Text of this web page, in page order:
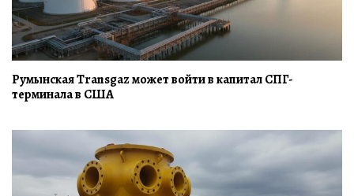
Румынская Transgaz может войти в капитал СПГ-
терминала в США